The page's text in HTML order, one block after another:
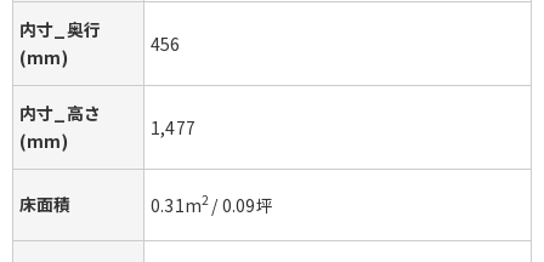
内寸_奥行
(mm)
456
内寸_高さ
(mm)
1,477
床面積 0.31m2/0.09坪